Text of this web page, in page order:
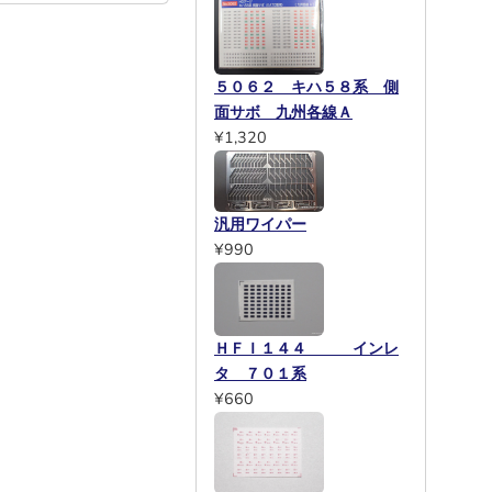
５０６２ キハ５８系 側
面サボ 九州各線Ａ
¥1,320
汎用ワイパー
¥990
ＨＦＩ１４４ インレ
タ ７０１系
¥660